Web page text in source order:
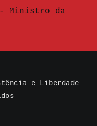
e Liberdade